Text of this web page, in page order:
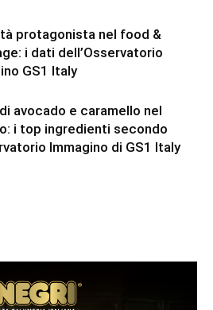
protagonista nel food &
i dati dell’Osservatorio
GS1 Italy
avocado e caramello nel
i top ingredienti secondo
Immagino di GS1 Italy